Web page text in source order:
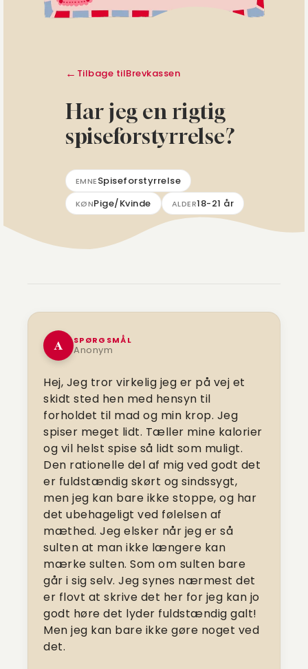
Tilbage tilBrevkassen
Har jeg en rigtig
spiseforstyrrelse?
EMNESpiseforstyrrelse
KØNPige/Kvinde ALDER18-21 år
A SPØRGSMÅL
Anonym
Hej, Jeg tror virkelig jeg er på vej et
skidt sted hen med hensyn til
forholdet til mad og min krop. Jeg
spiser meget lidt. Tæller mine kalorier
og vil helst spise så lidt som muligt.
Den rationelle del af mig ved godt det
er fuldstændig skørt og sindssygt,
men jeg kan bare ikke stoppe, og har
det ubehageligt ved følelsen af
mæthed. Jeg elsker når jeg er så
sulten at man ikke længere kan
mærke sulten. Som om sulten bare
går i sig selv. Jeg synes nærmest det
er flovt at skrive det her for jeg kan jo
godt høre det lyder fuldstændig galt!
Men jeg kan bare ikke gøre noget ved
det.